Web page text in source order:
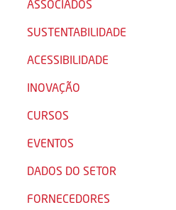
ASSOCIADOS
SUSTENTABILIDADE
ACESSIBILIDADE
INOVAÇÃO
CURSOS
EVENTOS
DADOS DO SETOR
FORNECEDORES